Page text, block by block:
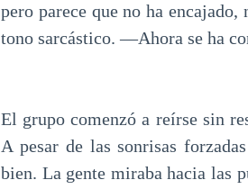
pero parece que no ha
tono sarcástico. —Ahora se ha
El grupo comenzó a reírse sin
A pesar de las sonrisas
bien. La gente miraba hacia las